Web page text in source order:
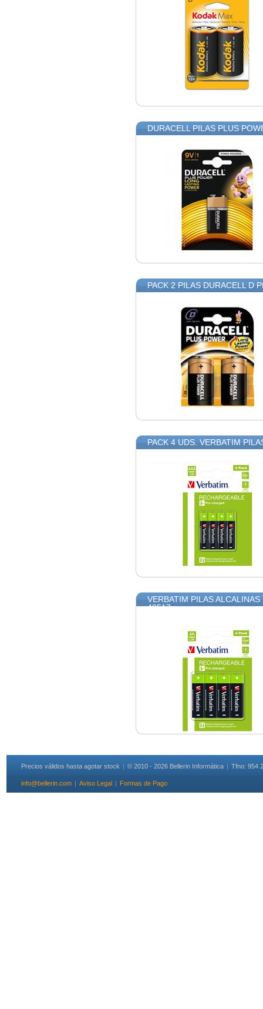
DURACELL PILAS PLUS
PACK 2 PILAS DURACELL D
PACK 4 UDS. VERBATIM
VERBATIM PILAS
49517
Precios válidos hasta agotar stock | © 2010 - 2026 Bellerin Informática | Tfno: 954
info@bellerin.com | Aviso Legal | Formas de Pago